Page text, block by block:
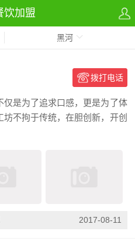
饮加盟
黑河
拨打电话
是为了追求口感，更是为了体
不拘于传统，在胆创新，开创
2017-08-11